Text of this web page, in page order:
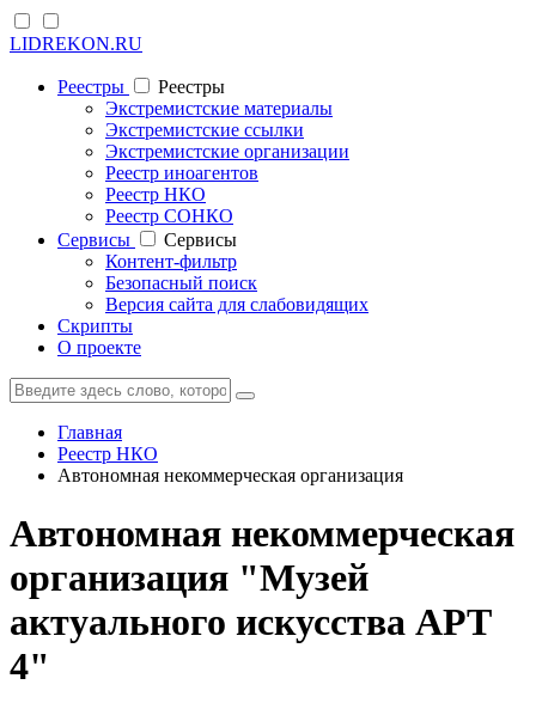
LIDREKON.RU
Реестры
Реестры
Экстремистские материалы
Экстремистские ссылки
Экстремистские организации
Реестр иноагентов
Реестр НКО
Реестр СОНКО
Cервисы
Cервисы
Контент-фильтр
Безопасный поиск
Версия сайта для слабовидящих
Скрипты
О проекте
Главная
Реестр НКО
Автономная некоммерческая организация
Автономная некоммерческая
организация "Музей
актуального искусства АРТ
4"